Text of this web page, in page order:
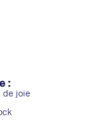
:
de joie